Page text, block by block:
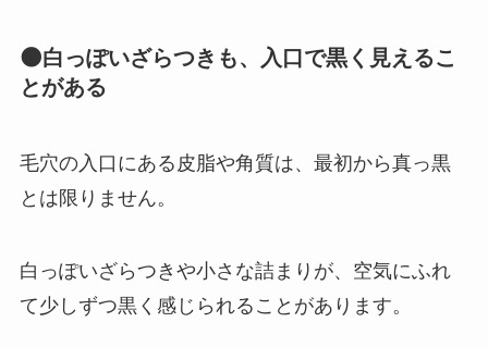
🌑白っぽいざらつきも、入口で黒く見えるこ
とがある
毛穴の入口にある皮脂や角質は、最初から真っ黒
とは限りません。
白っぽいざらつきや小さな詰まりが、空気にふれ
て少しずつ黒く感じられることがあります。